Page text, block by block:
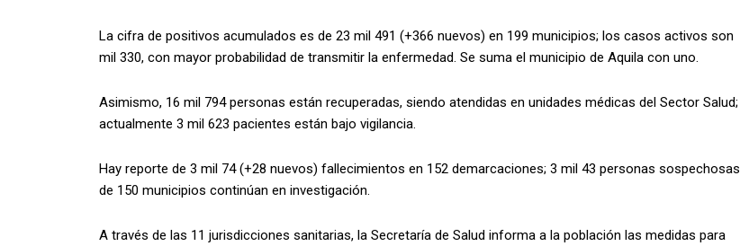
La cifra de positivos acumulados es de 23 mil 491 (+366 nuevos) en 199 municipios; los casos activos son
mil 330, con mayor probabilidad de transmitir la enfermedad. Se suma el municipio de Aquila con uno.
Asimismo, 16 mil 794 personas están recuperadas, siendo atendidas en unidades médicas del Sector Salud;
actualmente 3 mil 623 pacientes están bajo vigilancia.
Hay reporte de 3 mil 74 (+28 nuevos) fallecimientos en 152 demarcaciones; 3 mil 43 personas sospechosas
de 150 municipios continúan en investigación.
A través de las 11 jurisdicciones sanitarias, la Secretaría de Salud informa a la población las medidas para